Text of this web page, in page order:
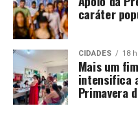
Juventude:
São Paulo:
Goleiro:
caráter
CIDADES 18
Mais um
intensifica
Primavera